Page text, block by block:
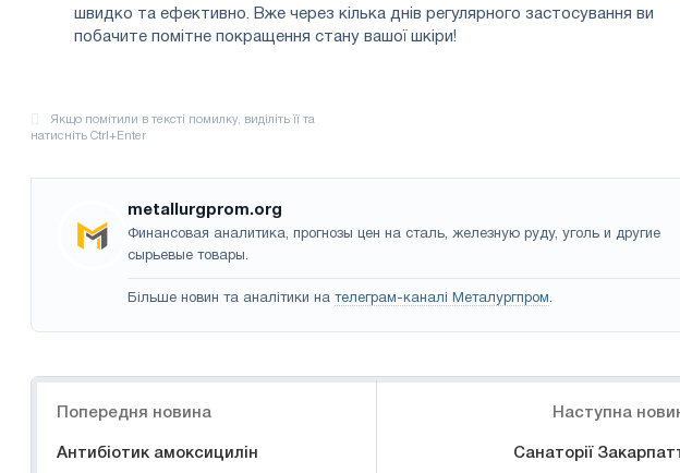
швидко та ефективно. Вже через кілька днів регулярного застосування ви
побачите помітне покращення стану вашої шкіри!
metallurgprom.org
Финансовая аналитика, прогнозы цен на сталь, железную руду, уголь и другие
сырьевые товары.
Більше новин та аналітики на телеграм-каналі Металургпром.
Попередня новина
Антибіотик амоксицилін
Наступна
Санаторії